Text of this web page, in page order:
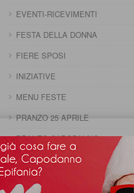
EVENTI-RICEVIMENTI
FESTA DELLA DONNA
FIERE SPOSI
INIZIATIVE
MENU FESTE
PRANZO 25 APRILE
PRANZO CAPODANNO
PRANZO DELLA DOMENICA
PRANZO DELLA PENTOLACCIA